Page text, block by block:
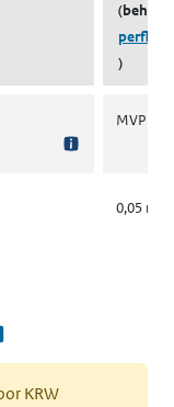
)
MVP 1
0,05
KRW